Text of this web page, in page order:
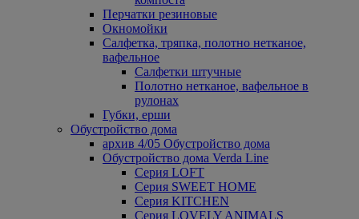
Перчатки резиновые
Окномойки
Салфетка, тряпка, полотно нетканое,
вафельное
Салфетки штучные
Полотно нетканое, вафельное в
рулонах
Губки, ерши
Обустройство дома
архив 4/05 Обустройство дома
Обустройство дома Verda Line
Серия LOFT
Серия SWEET HOME
Серия KITCHEN
Серия LOVELY ANIMALS